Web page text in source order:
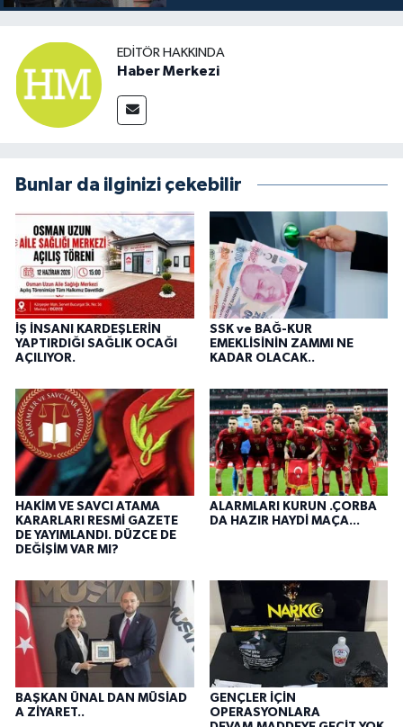
EDITÖR HAKKINDA
Haber Merkezi
Bunlar da ilginizi çekebilir
İŞ İNSANI KARDEŞLERİN
YAPTIRDIĞI SAĞLIK OCAĞI
AÇILIYOR.
SSK ve BAĞ-KUR
EMEKLİSİNİN ZAMMI NE
KADAR OLACAK..
HAKİM VE SAVCI ATAMA
KARARLARI RESMİ GAZETE
DE YAYIMLANDI. DÜZCE DE
DEĞİŞİM VAR MI?
ALARMLARI KURUN .ÇORBA
DA HAZIR HAYDİ MAÇA...
BAŞKAN ÜNAL DAN MÜSİAD
A ZİYARET..
GENÇLER İÇİN
OPERASYONLARA